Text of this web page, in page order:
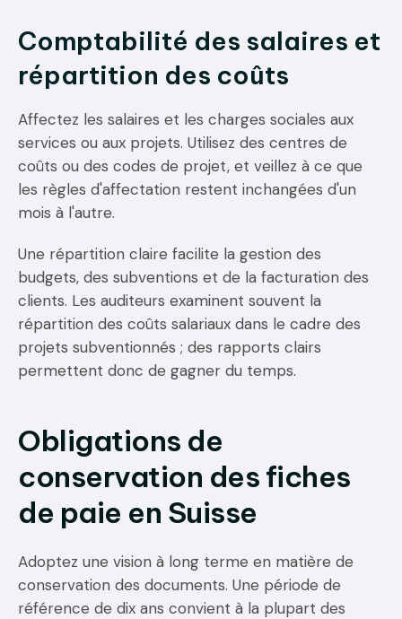
Comptabilité des salaires et
répartition des coûts
Affectez les salaires et les charges sociales aux
services ou aux projets. Utilisez des centres de
coûts ou des codes de projet, et veillez à ce que
les règles d'affectation restent inchangées d'un
mois à l'autre.
Une répartition claire facilite la gestion des
budgets, des subventions et de la facturation des
clients. Les auditeurs examinent souvent la
répartition des coûts salariaux dans le cadre des
projets subventionnés ; des rapports clairs
permettent donc de gagner du temps.
Obligations de
conservation des fiches
de paie en Suisse
Adoptez une vision à long terme en matière de
conservation des documents. Une période de
référence de dix ans convient à la plupart des